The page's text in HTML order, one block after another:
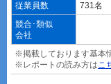
従業員数
731名
競合･類似
会社
※掲載しております基本
※レポートの読み方はこ